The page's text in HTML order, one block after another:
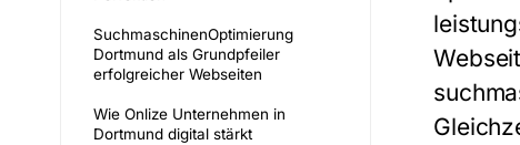
SuchmaschinenOptimierung
Dortmund als Grundpfeiler
erfolgreicher Webseiten
Wie Onlize Unternehmen in
Dortmund digital stärkt